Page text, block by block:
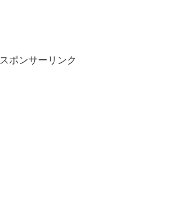
スポンサーリンク